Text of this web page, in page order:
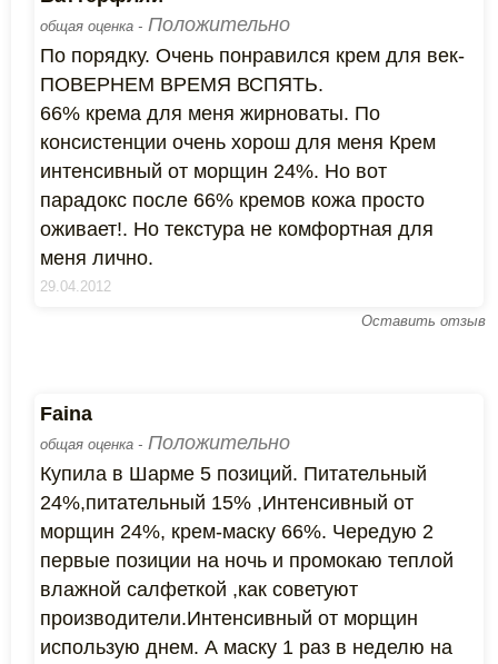
общая оценка - Положительно
По порядку. Очень понравился крем для век-
ПОВЕРНЕМ ВРЕМЯ ВСПЯТЬ.
66% крема для меня жирноваты. По
консистенции очень хорош для меня Крем
интенсивный от морщин 24%. Но вот
парадокс после 66% кремов кожа просто
оживает!. Но текстура не комфортная для
меня лично.
29.04.2012
Оставить отзыв
Faina
общая оценка - Положительно
Купила в Шарме 5 позиций. Питательный
24%,питательный 15% ,Интенсивный от
морщин 24%, крем-маску 66%. Чередую 2
первые позиции на ночь и промокаю теплой
влажной салфеткой ,как советуют
производители.Интенсивный от морщин
использую днем. А маску 1 раз в неделю на